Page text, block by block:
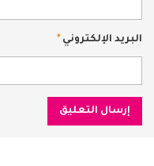
البريد الإلكتروني *